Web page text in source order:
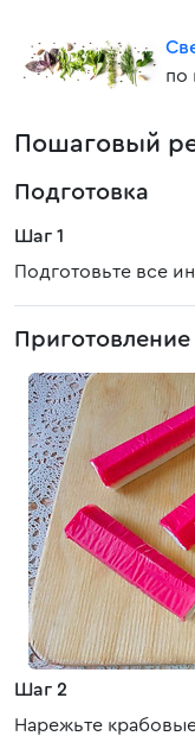
по
Пошаговый
Подготовка
Шаг 1
Подготовьте все
Приготовление
Шаг 2
Нарежьте